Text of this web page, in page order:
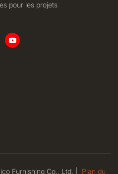
pour les projets
Furnishing Co., Ltd. | Plan du